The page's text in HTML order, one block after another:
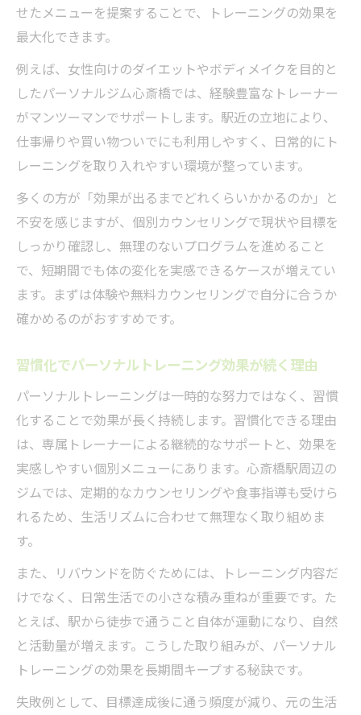
効果持続に欠かせないモチベーション戦略
ニング活用法
心斎橋駅の環境が習慣化を後押しする理由
継続性で差がつくパーソナルトレーニング体験
とは
心斎橋駅で続けるメリットと実感ポイント
継続力アップに効果的なサポート体制とは
パーソナルトレーニング体験が長続きする
理由
心斎橋駅の通いやすさが継続性を支える
パーソナルトレーニングで新習慣を身につ
けるコツ
心斎橋駅から始めるボディメイク習慣のポ
イント
効果持続を目指すための新しい日常の作り
方
習慣作りでパーソナルトレーニング効果が
心斎橋駅エリアの利便性を活かすボディメ
イク術
リバウンドを防ぐ日常習慣としてのパーソナル
トレーニング活用法
パーソナルトレーニングでリバウンドを防
ぐコツ
せたメニューを提案することで、トレーニングの効果を
最大化できます。
例えば、女性向けのダイエットやボディメイクを目的と
したパーソナルジム心斎橋では、経験豊富なトレーナー
がマンツーマンでサポートします。駅近の立地により、
仕事帰りや買い物ついでにも利用しやすく、日常的にト
レーニングを取り入れやすい環境が整っています。
多くの方が「効果が出るまでどれくらいかかるのか」と
不安を感じますが、個別カウンセリングで現状や目標を
しっかり確認し、無理のないプログラムを進めること
で、短期間でも体の変化を実感できるケースが増えてい
ます。まずは体験や無料カウンセリングで自分に合うか
確かめるのがおすすめです。
習慣化でパーソナルトレーニング効果が続く理由
パーソナルトレーニングは一時的な努力ではなく、習慣
化することで効果が長く持続します。習慣化できる理由
は、専属トレーナーによる継続的なサポートと、効果を
実感しやすい個別メニューにあります。心斎橋駅周辺の
ジムでは、定期的なカウンセリングや食事指導も受けら
れるため、生活リズムに合わせて無理なく取り組めま
す。
また、リバウンドを防ぐためには、トレーニング内容だ
けでなく、日常生活での小さな積み重ねが重要です。た
とえば、駅から徒歩で通うこと自体が運動になり、自然
と活動量が増えます。こうした取り組みが、パーソナル
トレーニングの効果を長期間キープする秘訣です。
失敗例として、目標達成後に通う頻度が減り、元の生活